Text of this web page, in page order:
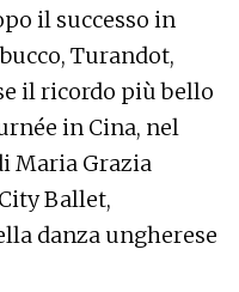
il successo in
Turandot,
il ricordo più bello
in Cina, nel
Maria Grazia
Ballet,
danza ungherese